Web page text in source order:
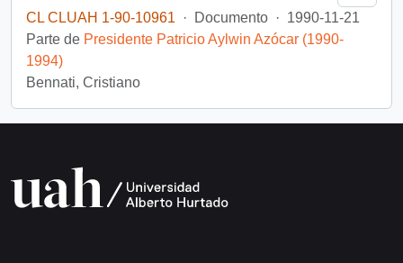
CL CLUAH 1-90-10961
· Documento · 1990-11-21
Parte de Presidente Patricio Aylwin Azócar (1990-
1994)
Bennati, Cristiano